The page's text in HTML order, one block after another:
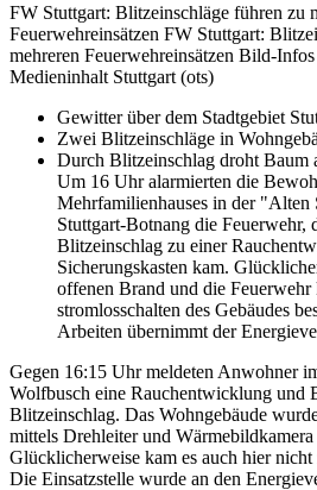
FW Stuttgart: Blitzeinschläge führen zu
Feuerwehreinsätzen FW Stuttgart:
mehreren Feuerwehreinsätzen Bild-
Medieninhalt Stuttgart (ots)
Gewitter über dem Stadtgebiet
Zwei Blitzeinschläge in
Durch Blitzeinschlag droht Baum
Um 16 Uhr alarmierten die
Mehrfamilienhauses in der "Alten
Stuttgart-Botnang die Feuerwehr,
Blitzeinschlag zu einer
Sicherungskasten kam.
offenen Brand und die Feuerwehr
stromlosschalten des Gebäudes
Arbeiten übernimmt der
Gegen 16:15 Uhr meldeten Anwohner
Wolfbusch eine Rauchentwicklung und
Blitzeinschlag. Das Wohngebäude
mittels Drehleiter und
Glücklicherweise kam es auch hier
Die Einsatzstelle wurde an den